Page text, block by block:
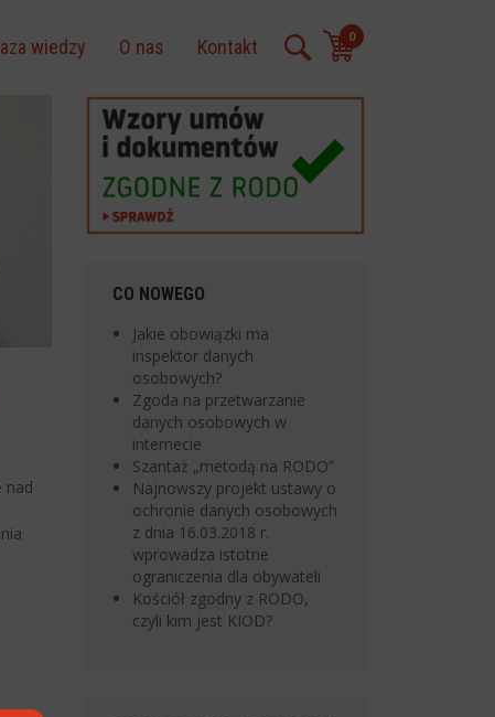
wiedzy O nas Kontakt 0
nad
CO NOWEGO
Jakie obowiązki ma
inspektor danych
osobowych?
Zgoda na przetwarzanie
danych osobowych w
internecie
Szantaż „metodą na RODO”
Najnowszy projekt ustawy o
ochronie danych osobowych
z dnia 16.03.2018 r.
wprowadza istotne
ograniczenia dla obywateli
Kościół zgodny z RODO,
czyli kim jest KIOD?